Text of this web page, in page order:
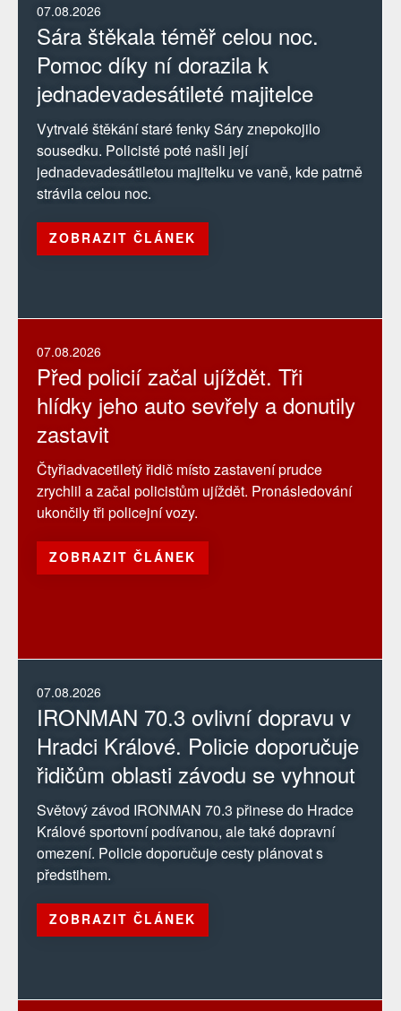
07.08.2026
Sára štěkala téměř celou noc.
Pomoc díky ní dorazila k
jednadevadesátileté majitelce
Vytrvalé štěkání staré fenky Sáry znepokojilo
sousedku. Policisté poté našli její
jednadevadesátiletou majitelku ve vaně, kde patrně
strávila celou noc.
ZOBRAZIT ČLÁNEK
07.08.2026
IRONMAN 70.3 ovlivní dopravu v
Hradci Králové. Policie doporučuje
řidičům oblasti závodu se vyhnout
Světový závod IRONMAN 70.3 přinese do Hradce
Králové sportovní podívanou, ale také dopravní
omezení. Policie doporučuje cesty plánovat s
předstihem.
ZOBRAZIT ČLÁNEK
07.08.2026
Před policií začal ujíždět. Tři
hlídky jeho auto sevřely a donutily
zastavit
Čtyřiadvacetiletý řidič místo zastavení prudce
zrychlil a začal policistům ujíždět. Pronásledování
ukončily tři policejní vozy.
ZOBRAZIT ČLÁNEK